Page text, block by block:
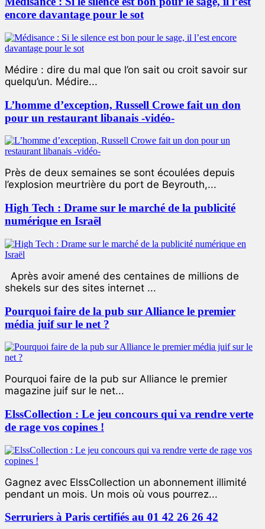
encore davantage pour le sot
Médire : dire du mal que l’on sait ou croit savoir sur
quelqu’un. Médire...
L’homme d’exception, Russell Crowe fait un don
pour un restaurant libanais -vidéo-
Près de deux semaines se sont écoulées depuis
l’explosion meurtrière du port de Beyrouth,...
High Tech : Drame sur le marché de la publicité
numérique en Israël
Après avoir amené des centaines de millions de
shekels sur des sites internet ...
Pourquoi faire de la pub sur Alliance le premier
média juif sur le net ?
Pourquoi faire de la pub sur Alliance le premier
magazine juif sur le net...
ElssCollection : Le jeu concours qui va rendre verte
de rage vos copines !
Gagnez avec ElssCollection un abonnement illimité
pendant un mois. Un mois où vous pourrez...
Serruriers à Paris certifiés au 01 42 26 26 42